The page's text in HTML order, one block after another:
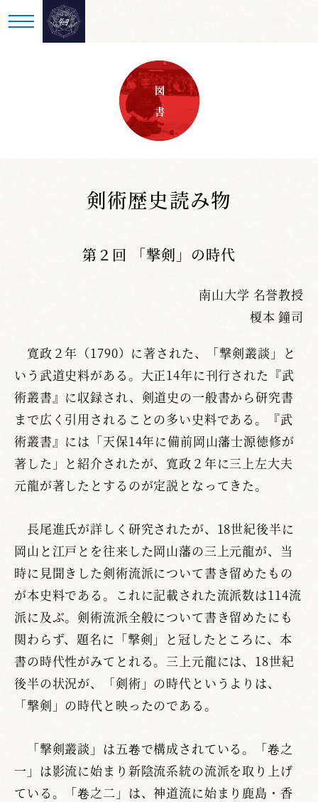
図 書
剣術歴史読み物
第２回 「撃剣」の時代
南山大学 名誉教授
榎本 鐘司
寛政２年（1790）に著された、「撃剣叢談」と
いう武道史料がある。大正14年に刊行された『武
術叢書』に収録され、剣道史の一般書から研究書
まで広く引用されることの多い史料である。『武
術叢書』には「天保14年に備前岡山藩士源徳修が
著した」と紹介されたが、寛政２年に三上左大夫
元龍が著したとするのが定説となってきた。
長尾進氏が詳しく研究されたが、18世紀後半に
岡山と江戸とを往来した岡山藩の三上元龍が、当
時に見聞きした剣術流派について書き留めたもの
が本史料である。これに記載された流派数は114流
派に及ぶ。剣術流派全般について書き留めたにも
関わらず、題名に「撃剣」と冠したところに、本
書の時代性がみてとれる。三上元龍には、18世紀
後半の状況が、「剣術」の時代というよりは、
「撃剣」の時代と映ったのである。
「撃剣叢談」は五卷で構成されている。「卷之
一」は影流に始まり新陰流系統の流派を取り上げ
ている。「卷之二」は、神道流に始まり鹿島・香